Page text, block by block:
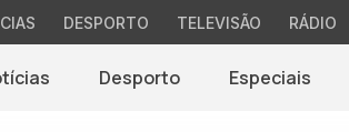
DESPORTO TELEVISÃO RÁDIO
Desporto Especiais